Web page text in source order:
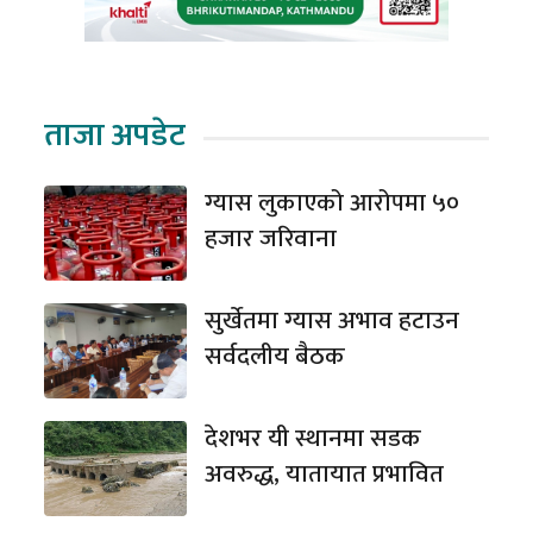
ताजा अपडेट
ग्यास लुकाएको आरोपमा ५०
हजार जरिवाना
सुर्खेतमा ग्यास अभाव हटाउन
सर्वदलीय बैठक
देशभर यी स्थानमा सडक
अवरुद्ध, यातायात प्रभावित